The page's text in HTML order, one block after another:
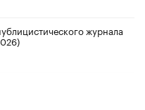
журнала